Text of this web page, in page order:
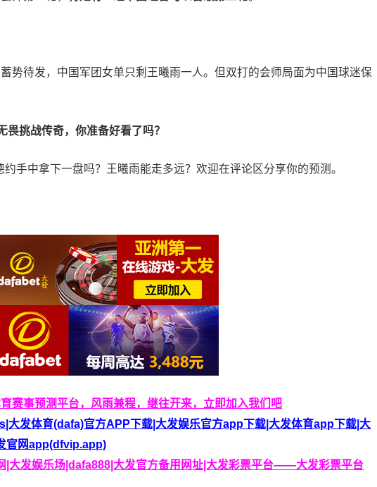
势待发，中国军团女单只剩王曦雨一人。但双打的会师局面为中国球迷保
挑战传奇，你准备好看了吗？
手中拿下一盘吗？王曦雨能走多远？欢迎在评论区分享你的预测。
赛事预测平台，风雨兼程，继往开来，立即加入我们吧
大发体育(dafa)官方APP下载|大发娱乐官方app下载|大发体育app下载|大
网app(dfvip.app)
|大发娱乐场|dafa888|大发官方备用网址|大发彩票平台——大发彩票平台